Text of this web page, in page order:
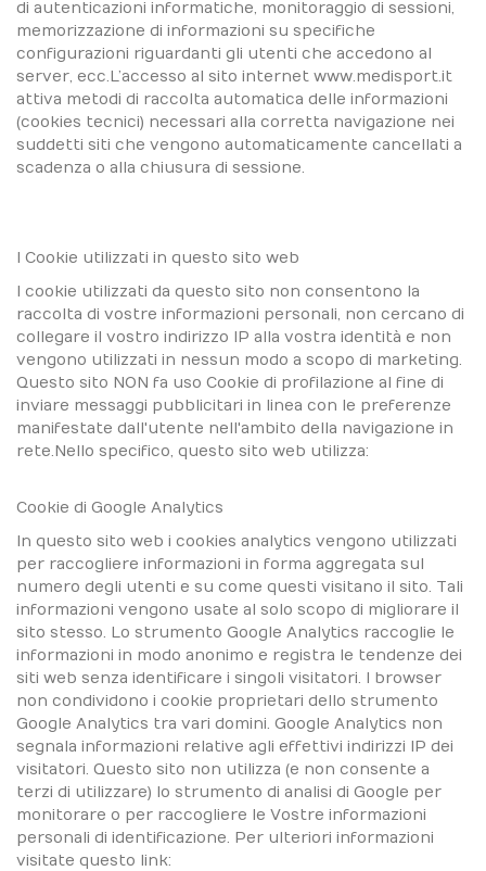
di autenticazioni informatiche, monitoraggio di sessioni,
memorizzazione di informazioni su specifiche
configurazioni riguardanti gli utenti che accedono al
server, ecc.L’accesso al sito internet www.medisport.it
attiva metodi di raccolta automatica delle informazioni
(cookies tecnici) necessari alla corretta navigazione nei
suddetti siti che vengono automaticamente cancellati a
scadenza o alla chiusura di sessione.
I Cookie utilizzati in questo sito web
I cookie utilizzati da questo sito non consentono la
raccolta di vostre informazioni personali, non cercano di
collegare il vostro indirizzo IP alla vostra identità e non
vengono utilizzati in nessun modo a scopo di marketing.
Questo sito NON fa uso Cookie di profilazione al fine di
inviare messaggi pubblicitari in linea con le preferenze
manifestate dall'utente nell'ambito della navigazione in
rete.Nello specifico, questo sito web utilizza:
Cookie di Google Analytics
In questo sito web i cookies analytics vengono utilizzati
per raccogliere informazioni in forma aggregata sul
numero degli utenti e su come questi visitano il sito. Tali
informazioni vengono usate al solo scopo di migliorare il
sito stesso. Lo strumento Google Analytics raccoglie le
informazioni in modo anonimo e registra le tendenze dei
siti web senza identificare i singoli visitatori. I browser
non condividono i cookie proprietari dello strumento
Google Analytics tra vari domini. Google Analytics non
segnala informazioni relative agli effettivi indirizzi IP dei
visitatori. Questo sito non utilizza (e non consente a
terzi di utilizzare) lo strumento di analisi di Google per
monitorare o per raccogliere le Vostre informazioni
personali di identificazione. Per ulteriori informazioni
visitate questo link: